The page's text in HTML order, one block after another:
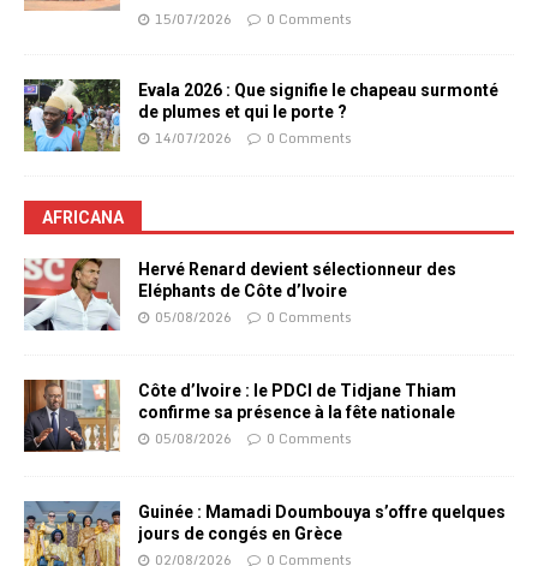
15/07/2026 0 Comments
Evala 2026 : Que signifie le chapeau surmonté
de plumes et qui le porte ?
14/07/2026 0 Comments
AFRICANA
Hervé Renard devient sélectionneur des
Eléphants de Côte d’Ivoire
05/08/2026 0 Comments
Côte d’Ivoire : le PDCI de Tidjane Thiam
confirme sa présence à la fête nationale
05/08/2026 0 Comments
Guinée : Mamadi Doumbouya s’offre quelques
jours de congés en Grèce
02/08/2026 0 Comments